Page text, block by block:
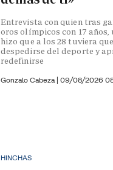
Entrevista con quien tras
oros olímpicos con 17 años,
hizo que a los 28 tuviera
despedirse del deporte y
redefinirse
Gonzalo Cabeza | 09/08/2026
HINCHAS